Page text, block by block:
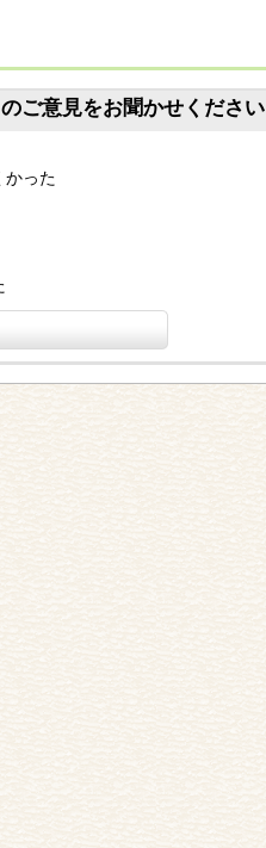
ご意見をお聞かせください
かった